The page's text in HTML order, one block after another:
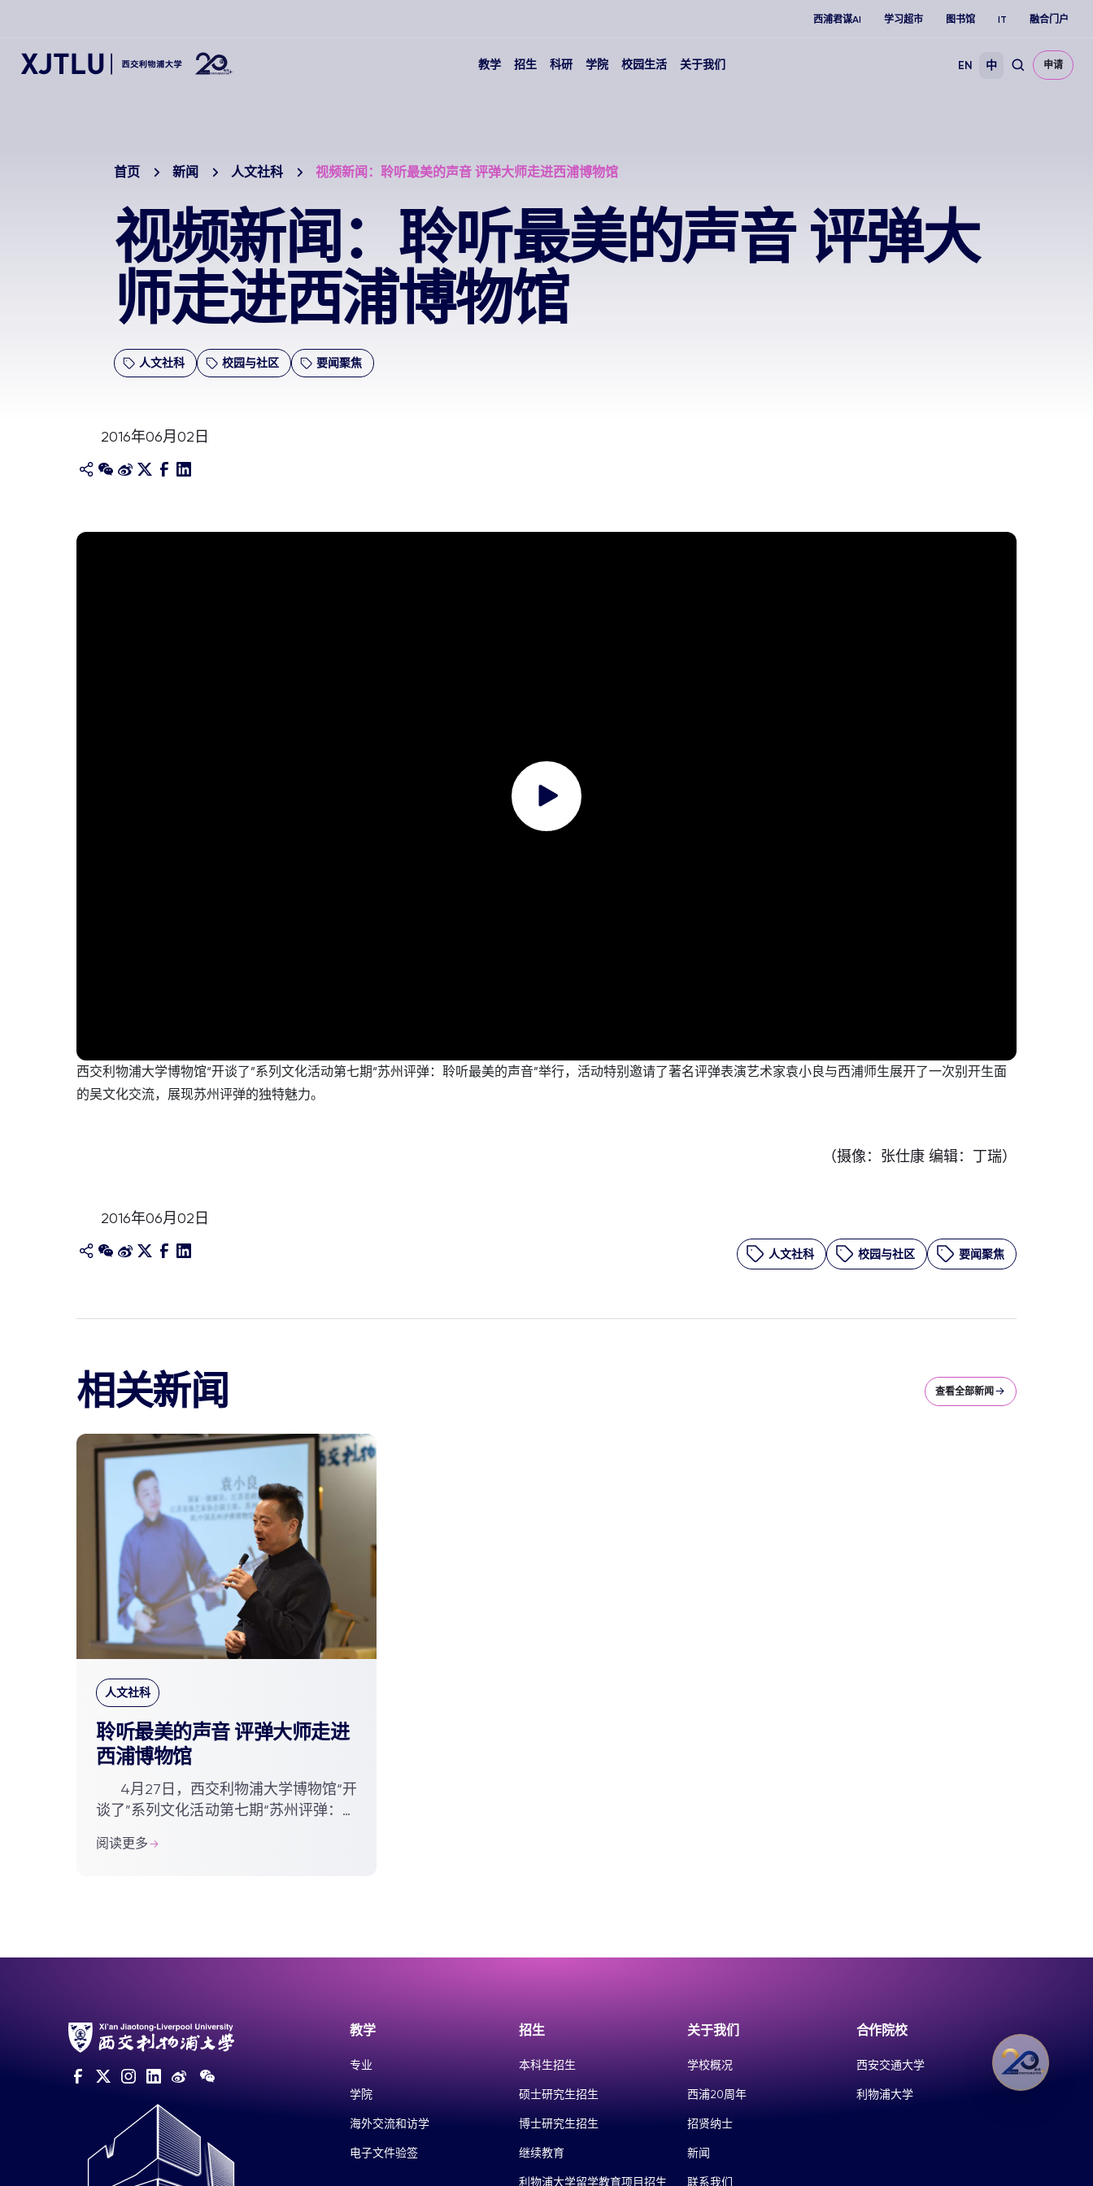
西浦君谋AI 学习超市 图书馆 IT 融合门户
教学 招生 科研 学院 校园生活 关于我们 EN 中 申请
首页 新闻 人文社科 视频新闻：聆听最美的声音 评弹大师走进西浦博物馆
视频新闻：聆听最美的声音 评弹大
师走进西浦博物馆
人文社科 校园与社区 要闻聚焦
2016年06月02日
西交利物浦大学博物馆“开谈了”系列文化活动第七期“苏州评弹：聆听最美的声音”举行，活动特别邀请了著名评弹表演艺术家袁小良与西浦师生展开了一次别开生面
的吴文化交流，展现苏州评弹的独特魅力。
（摄像：张仕康 编辑：丁瑞）
2016年06月02日
人文社科 校园与社区 要闻聚焦
相关新闻 查看全部新闻
人文社科
聆听最美的声音 评弹大师走进
西浦博物馆
4月27日，西交利物浦大学博物馆“开
谈了”系列文化活动第七期“苏州评弹：聆
名评弹表演艺术家袁小良与西浦师生展
阅读更多
教学
专业
学院
海外交流和访学
电子文件验签
招生
本科生招生
硕士研究生招生
博士研究生招生
继续教育
利物浦大学留学教育项目招生
关于我们
学校概况
西浦20周年
招贤纳士
新闻
联系我们
合作院校
西安交通大学
利物浦大学